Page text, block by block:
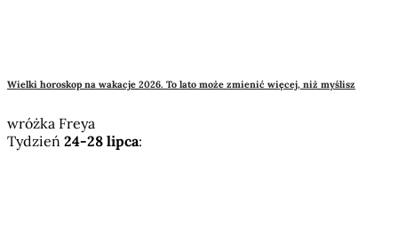
Wielki horoskop na wakacje 2026. To lato może zmienić więcej, niż myślisz
wróżka Freya
Tydzień 24-28 lipca: